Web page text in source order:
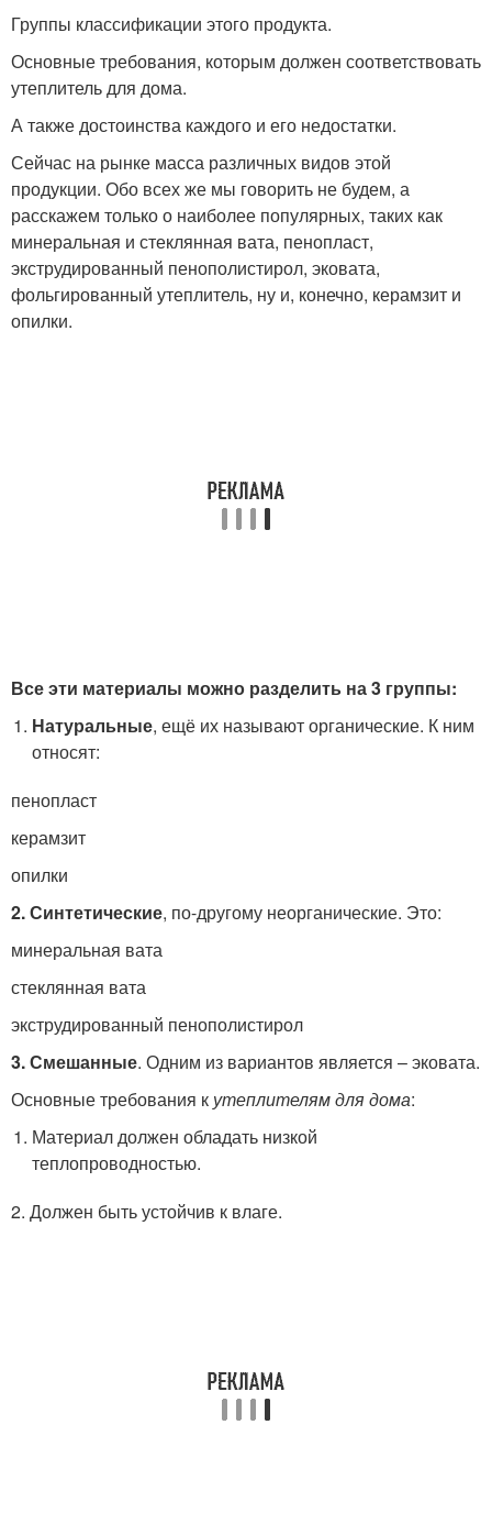
Группы классификации этого продукта.
Основные требования, которым должен соответствовать
утеплитель для дома.
А также достоинства каждого и его недостатки.
Сейчас на рынке масса различных видов этой
продукции. Обо всех же мы говорить не будем, а
расскажем только о наиболее популярных, таких как
минеральная и стеклянная вата, пенопласт,
экструдированный пенополистирол, эковата,
фольгированный утеплитель, ну и, конечно, керамзит и
опилки.
Все эти материалы можно разделить на 3 группы:
Натуральные, ещё их называют органические. К ним
относят:
пенопласт
керамзит
опилки
2. Синтетические, по-другому неорганические. Это:
минеральная вата
стеклянная вата
экструдированный пенополистирол
3. Смешанные. Одним из вариантов является – эковата.
Основные требования к утеплителям для дома:
Материал должен обладать низкой
теплопроводностью.
2. Должен быть устойчив к влаге.